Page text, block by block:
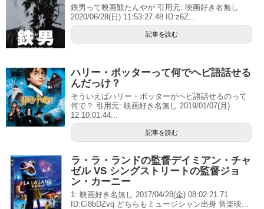
鉄男って映画観たんやが 引用元: 映画好き名無し
2020/06/28(日) 11:53:27.48 ID:z6Z...
記事を読む
ハリー・ポッターって何でヘビ語話せる
んだっけ？
そういえばハリー・ポッターがヘビ語話せるのって
何で？ 引用元: 映画好き名無し 2019/01/07(月)
12:10:01.44...
記事を読む
ラ・ラ・ランドの監督デイミアン・チャ
ゼル VS シングストリートの監督ジョ
ン・カーニー
1: 映画好き名無し 2017/04/28(金) 08:02:21.71
ID:Ci8bDZvq どちらもミュージシャン出身 音楽映...